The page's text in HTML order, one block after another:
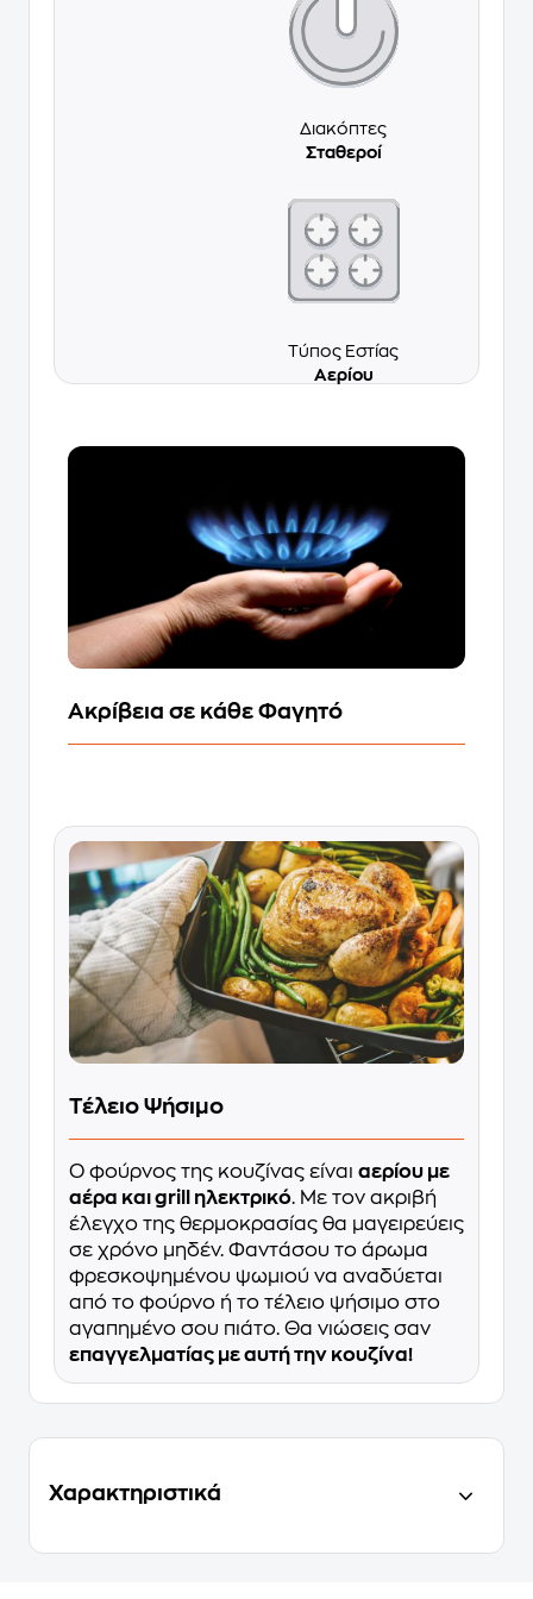
Διακόπτες
Σταθεροί
Τύπος Εστίας
Αερίου
Ακρίβεια σε κάθε Φαγητό
Τέλειο Ψήσιμο
Ο φούρνος της κουζίνας είναι αερίου με
αέρα και grill ηλεκτρικό. Με τον ακριβή
έλεγχο της θερμοκρασίας θα μαγειρεύεις
σε χρόνο μηδέν. Φαντάσου το άρωμα
φρεσκοψημένου ψωμιού να αναδύεται
από το φούρνο ή το τέλειο ψήσιμο στο
αγαπημένο σου πιάτο. Θα νιώσεις σαν
επαγγελματίας με αυτή την κουζίνα!
Χαρακτηριστικά